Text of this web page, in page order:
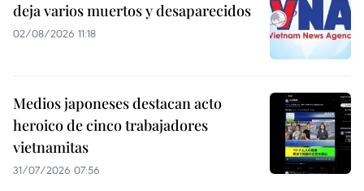
deja varios muertos y desaparecidos
02/08/2026 11:18
Medios japoneses destacan acto
heroico de cinco trabajadores
vietnamitas
31/07/2026 07:56